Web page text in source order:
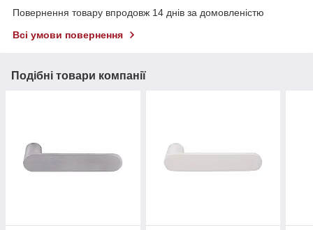
Повернення товару впродовж 14 днів за домовленістю
Всі умови повернення
Подібні товари компанії